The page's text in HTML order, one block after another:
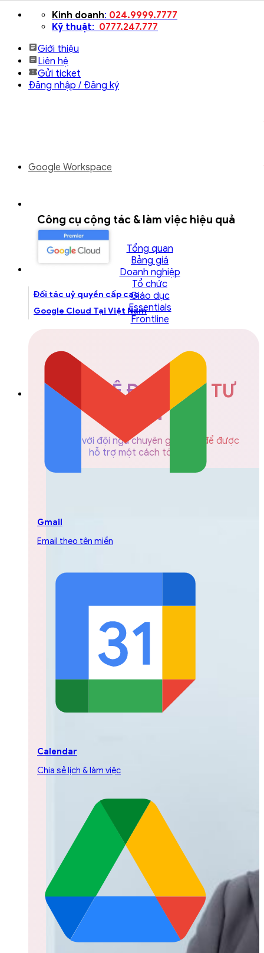
dung
Kinh doanh: 024.9999.7777
Kỹ thuật: 0777.247.777
Giới thiệu
Liên hệ
Gửi ticket
Đăng nhập / Đăng ký
Đối tác uỷ quyền cấp cao
Google Cloud Tại Việt Nam
LIÊN HỆ ĐỘI NGŨ TƯ
VẤN
Liên hệ với đội ngũ chuyên gia GCS để được
hỗ trợ một cách tốt nhất
Google Workspace
Công cụ cộng tác & làm việc hiệu quả
Tổng quan
Bảng giá
Doanh nghiệp
Tổ chức
Giáo dục
Essentials
Frontline
Gmail
Email theo tên miền
Calendar
Chia sẻ lịch & làm việc